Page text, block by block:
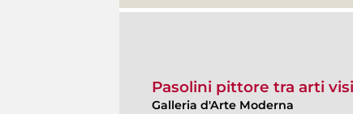
Pasolini pittore tra arti
Galleria d'Arte Moderna